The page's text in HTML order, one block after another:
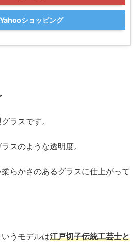
Yahooショッピング
ラスです。
スのような透明度。
らかさのあるグラスに仕上がって
うモデルは江戸切子伝統工芸士と